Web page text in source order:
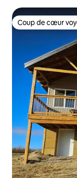
Coup de cœur
Coup de cœur